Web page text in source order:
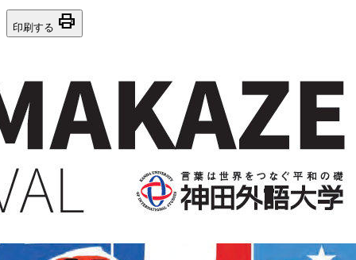
印刷する print